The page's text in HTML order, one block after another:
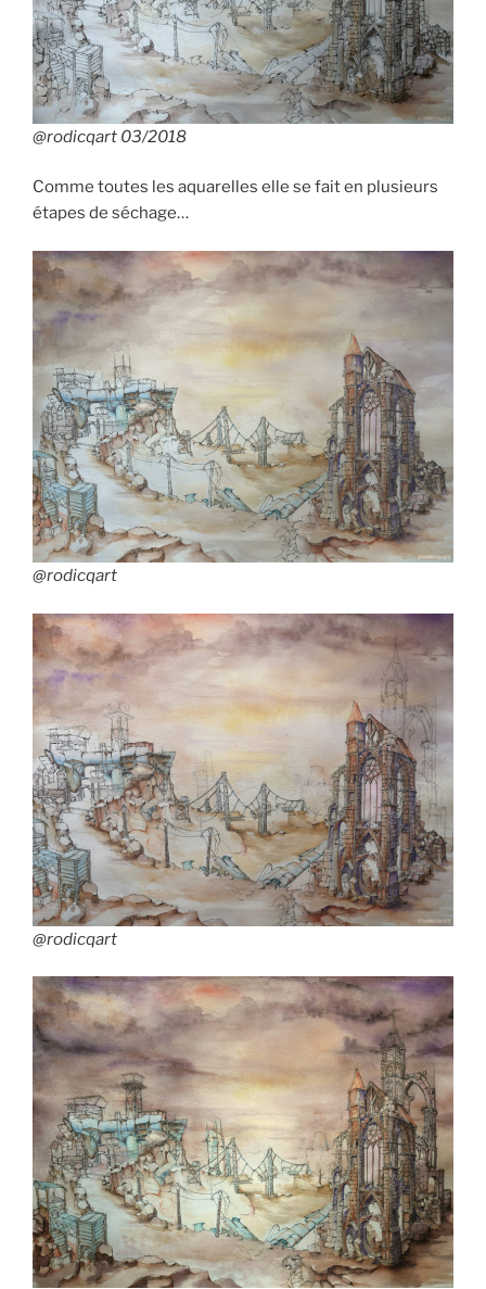
@rodicqart 03/2018
Comme toutes les aquarelles elle se fait en plusieurs
étapes de séchage…
@rodicqart
@rodicqart